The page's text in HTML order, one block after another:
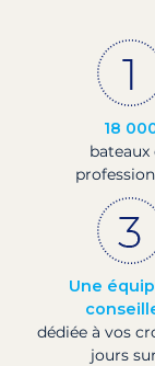
18
bateaux
Une
dédiée à vos
jours